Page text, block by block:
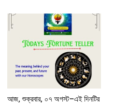
আজ, শুক্রবার, ০৭ অগস্ট–এই দিনটির